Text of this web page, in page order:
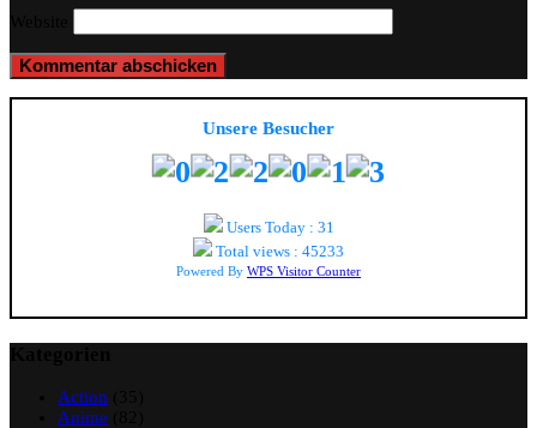
Unsere Besucher
Users Today : 31
Total views : 45233
Powered By WPS Visitor Counter
Action
Anime